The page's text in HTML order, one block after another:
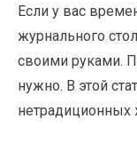
Если у вас
журнального
своими руками.
нужно. В этой
нетрадиционных